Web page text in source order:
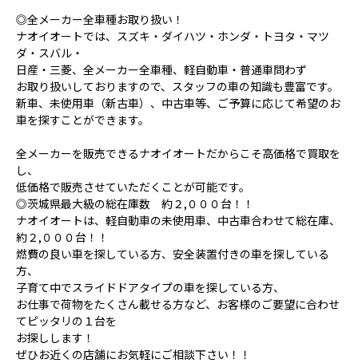
◎全メーカー全車種お取り扱い！
ナオイオートでは、スズキ・ダイハツ・ホンダ・トヨタ・マツ
ダ・スバル・
日産・三菱、全メーカー全車種、軽自動車・普通車問わず
お取り扱いしておりますので、スタッフの車の知識も豊富です。
新車、未使用車（新古車）、中古車等、ご予算に応じて希望のお
車を探すことができます。
全メーカーを販売できるナオイオートだからこそ高価格で買取を
し、
低価格で販売させていただくことが可能です。
◎茨城県最大級の総在庫数 約２,０００台！！
ナオイオートは、軽自動車の未使用車、中古車合わせて総在庫、
約２,０００台！！
燃費の良い車を探している方、安全装置付きの車を探している
方、
子育て中でスライドドアタイプの車を探している方、
お仕事で荷物をたくさん載せる方など、お客様のご要望に合わせ
てピッタリの１台を
お探しします！
ぜひお近くの店舗にお気軽にご相談下さい！！